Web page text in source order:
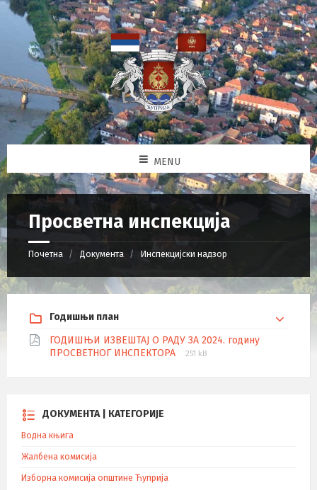
MENU
Просветна инспекција
Почетна Документа Инспекцијски надзор
Годишњи план
ГОДИШЊИ ИЗВЕШТАЈ О РАДУ ЗА 2024. годину
ПРОСВЕТНОГ ИНСПЕКТОРА
251 kB
ДОКУМЕНТА | КАТЕГОРИЈЕ
Водна књига
Жалбена комисија
Изборна комисија општине Ћуприја